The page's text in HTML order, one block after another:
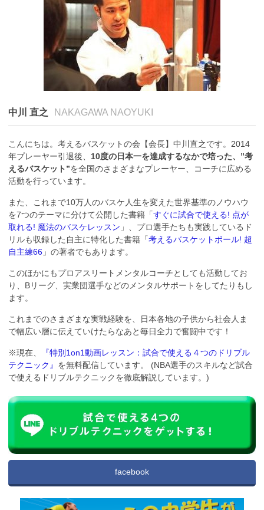
中川 直之 NAKAGAWA NAOYUKI
こんにちは。考えるバスケットの会【会長】中川直之です。2014
年プレーヤー引退後、 10度の日本一を達成するなかで培った、”考
えるバスケット”を全国のさまざまなプレーヤー、コーチに広める
活動を行っています。
また、これまで10万人のバスケ人生を変えた世界基準のノウハウ
を7つのテーマに分けて公開した書籍「すぐに試合で使える! 点が
取れる! 魔法のバスケレッスン 」、プロ選手たちも実践しているド
リルも収録した自主に特化した書籍「考えるバスケットボール! 超
自主練66 」の著者でもあります。
このほかにもプロアスリートメンタルコーチとしても活動してお
り、Bリーグ、実業団選手などのメンタルサポートをしてたりもし
ます。
これまでのさまざまな実戦経験を、日本各地の子供から社会人ま
で幅広い層に伝えていけたらなあと毎日全力で奮闘中です！
※現在、
『特別1on1動画レッスン：試合で使える４つのドリブル
テクニック』 を無料配信しています。 (NBA選手のスキルなど試合
で使えるドリブルテクニックを徹底解説しています。)
facebook